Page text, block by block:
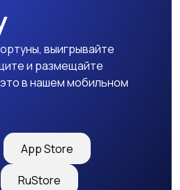
выигрывайте
и размещайте
в нашем мобильном
App Store
RuStore